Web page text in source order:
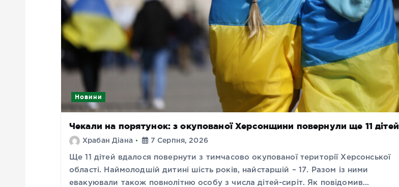
Новини
Чекали на порятунок: з окупованої Херсонщини повернули ще 11 дітей
Храбан Діана 7 Серпня, 2026
Ще 11 дітей вдалося повернути з тимчасово окупованої території Херсонської
області. Наймолодшій дитині шість років, найстаршій – 17. Разом із ними
евакуювали також повнолітню особу з числа дітей-сиріт. Як повідомив…